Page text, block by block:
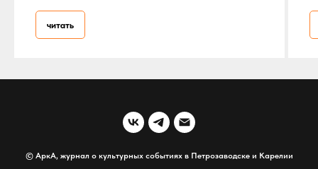
читать
© АркА, журнал о культурных событиях в Петрозаводске и Карелии